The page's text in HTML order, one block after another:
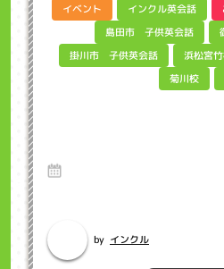
イベント インクル英会話
島田市 子供英会話
掛川市 子供英会話 浜松宮
菊川校
by インクル